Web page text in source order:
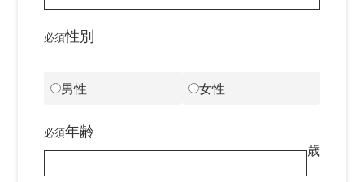
必須性別
男性 女性
必須年齢
歳